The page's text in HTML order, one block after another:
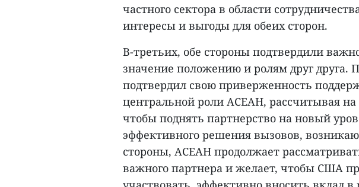
частного сектора в области
интересы и выгоды для обеих сторон.
В-третьих, обе стороны подтвердили
значение положению и ролям друг друга.
подтвердил свою приверженность
центральной роли АСЕАН, рассчитывая
чтобы поднять партнерство на новый
эффективного решения вызовов,
стороны, АСЕАН продолжает
важного партнера и желает, чтобы США